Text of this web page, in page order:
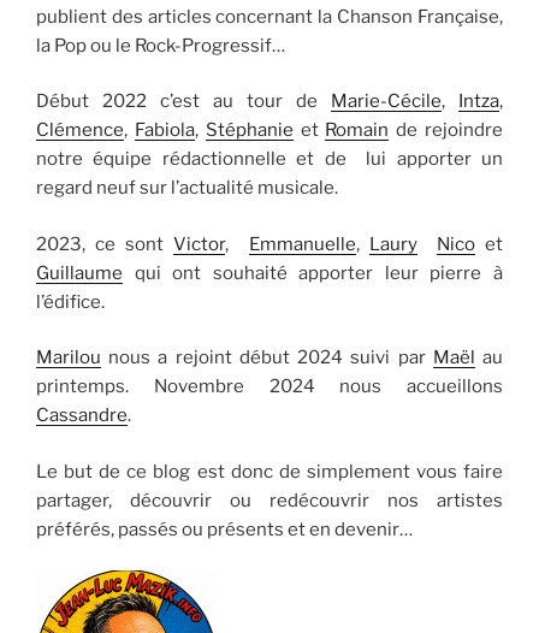
publient des articles concernant la Chanson Française,
la Pop ou le Rock-Progressif…
Début 2022 c’est au tour de Marie-Cécile, Intza,
Clémence, Fabiola, Stéphanie et Romain de rejoindre
notre équipe rédactionnelle et de lui apporter un
regard neuf sur l’actualité musicale.
2023, ce sontVictor, Emmanuelle, Laury Nicoet
Guillaume qui ont souhaité apporter leur pierre à
l’édifice.
Marilou nous a rejoint début 2024 suivi par Maël au
printemps. Novembre 2024 nous accueillons
Cassandre.
Le but de ce blog est donc de simplement vous faire
partager, découvrir ou redécouvrir nos artistes
préférés, passés ou présents et en devenir…